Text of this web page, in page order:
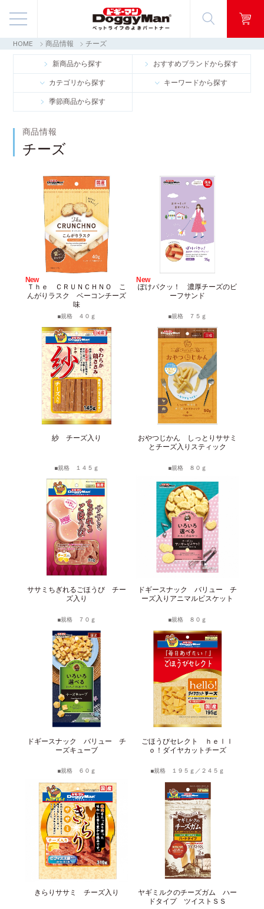
商品情報
映像ギャラリー
お客様窓口・Q＆A
会社情報
採用情報
サイトマップ
HOME 商品情報 チーズ
新商品から探す おすすめブランドから探す
カテゴリから探す キーワードから探す
季節商品から探す
商品情報
チーズ
New
Ｔｈｅ ＣＲＵＮＣＨＮＯ こ
んがりラスク ベーコンチーズ
味
規格 ４０ｇ
New
ぽけパクッ！ 濃厚チーズのビ
ーフサンド
規格 ７５ｇ
紗 チーズ入り
規格 １４５ｇ
おやつじかん しっとりササミ
とチーズ入りスティック
規格 ８０ｇ
ササミちぎれるごほうび チー
ズ入り
規格 ７０ｇ
ドギースナック バリュー チ
ーズ入りアニマルビスケット
規格 ８０ｇ
ドギースナック バリュー チ
ーズキューブ
規格 ６０ｇ
ごほうびセレクト ｈｅｌｌ
ｏ！ダイヤカットチーズ
規格 １９５ｇ／２４５ｇ
きらりササミ チーズ入り
ヤギミルクのチーズガム ハー
ドタイプ ツイストＳＳ